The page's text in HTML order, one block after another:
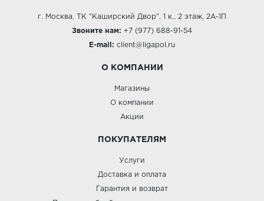
г. Москва, ТК "Каширский Двор", 1 к., 2 этаж, 2А-1П
Звоните нам: +7 (977) 688-91-54
E-mail: client@ligapol.ru
О КОМПАНИИ
Магазины
О компании
Акции
ПОКУПАТЕЛЯМ
Услуги
Доставка и оплата
Гарантия и возврат